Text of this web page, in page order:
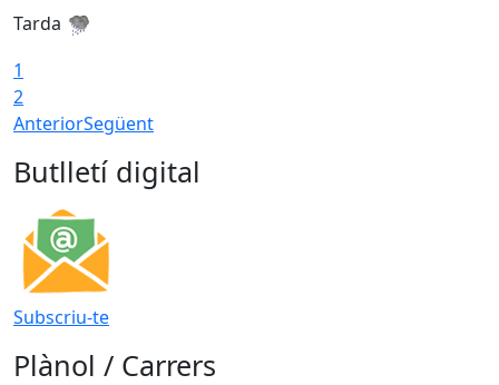
Tarda
1
2
AnteriorSegüent
Butlletí digital
Subscriu-te
Plànol / Carrers